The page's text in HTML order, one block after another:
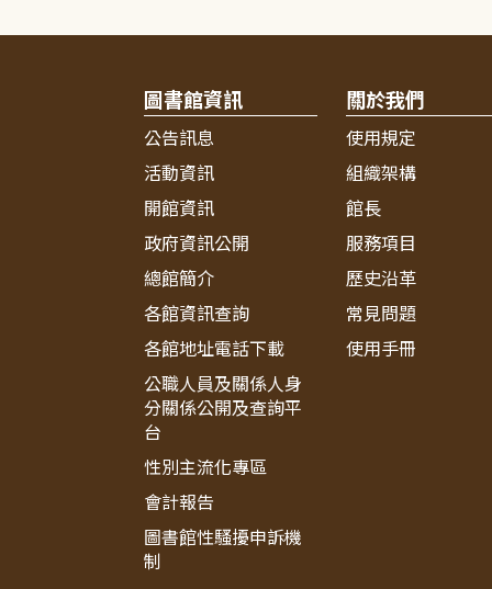
圖書館資訊
公告訊息
活動資訊
開館資訊
政府資訊公開
總館簡介
各館資訊查詢
各館地址電話下載
公職人員及關係人身
分關係公開及查詢平
台
性別主流化專區
會計報告
圖書館性騷擾申訴機
制
關於我們
使用規定
組織架構
館長
服務項目
歷史沿革
常見問題
使用手冊